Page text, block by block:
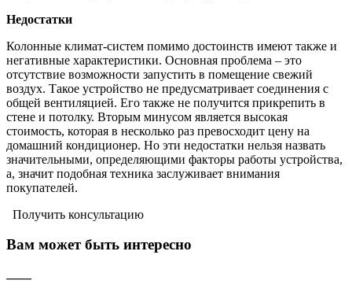
Недостатки
Колонные климат-систем помимо достоинств имеют также и
негативные характеристики. Основная проблема – это
отсутствие возможности запустить в помещение свежий
воздух. Такое устройство не предусматривает соединения с
общей вентиляцией. Его также не получится прикрепить в
стене и потолку. Вторым минусом является высокая
стоимость, которая в несколько раз превосходит цену на
домашний кондиционер. Но эти недостатки нельзя назвать
значительными, определяющими факторы работы устройства,
а, значит подобная техника заслуживает внимания
покупателей.
Получить консультацию
Вам может быть интересно
——